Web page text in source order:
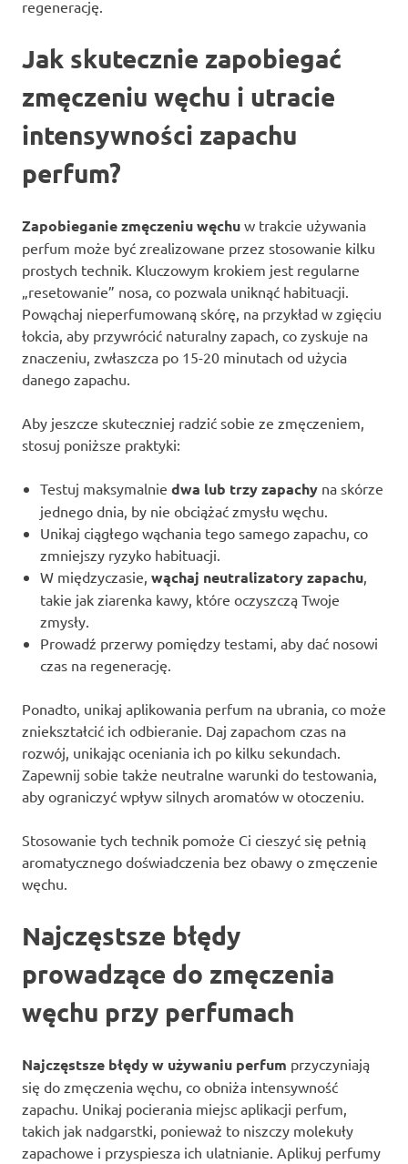
regenerację.
Jak skutecznie zapobiegać
zmęczeniu węchu i utracie
intensywności zapachu
perfum?
Zapobieganie zmęczeniu węchu w trakcie używania
perfum może być zrealizowane przez stosowanie kilku
prostych technik. Kluczowym krokiem jest regularne
„resetowanie” nosa, co pozwala uniknąć habituacji.
Powąchaj nieperfumowaną skórę, na przykład w zgięciu
łokcia, aby przywrócić naturalny zapach, co zyskuje na
znaczeniu, zwłaszcza po 15-20 minutach od użycia
danego zapachu.
Aby jeszcze skuteczniej radzić sobie ze zmęczeniem,
stosuj poniższe praktyki:
Testuj maksymalnie dwa lub trzy zapachy na skórze
jednego dnia, by nie obciążać zmysłu węchu.
Unikaj ciągłego wąchania tego samego zapachu, co
zmniejszy ryzyko habituacji.
W międzyczasie, wąchaj neutralizatory zapachu,
takie jak ziarenka kawy, które oczyszczą Twoje
zmysły.
Prowadź przerwy pomiędzy testami, aby dać nosowi
czas na regenerację.
Ponadto, unikaj aplikowania perfum na ubrania, co może
zniekształcić ich odbieranie. Daj zapachom czas na
rozwój, unikając oceniania ich po kilku sekundach.
Zapewnij sobie także neutralne warunki do testowania,
aby ograniczyć wpływ silnych aromatów w otoczeniu.
Stosowanie tych technik pomoże Ci cieszyć się pełnią
aromatycznego doświadczenia bez obawy o zmęczenie
węchu.
Najczęstsze błędy
prowadzące do zmęczenia
węchu przy perfumach
Najczęstsze błędy w używaniu perfum przyczyniają
się do zmęczenia węchu, co obniża intensywność
zapachu. Unikaj pocierania miejsc aplikacji perfum,
takich jak nadgarstki, ponieważ to niszczy molekuły
zapachowe i przyspiesza ich ulatnianie. Aplikuj perfumy